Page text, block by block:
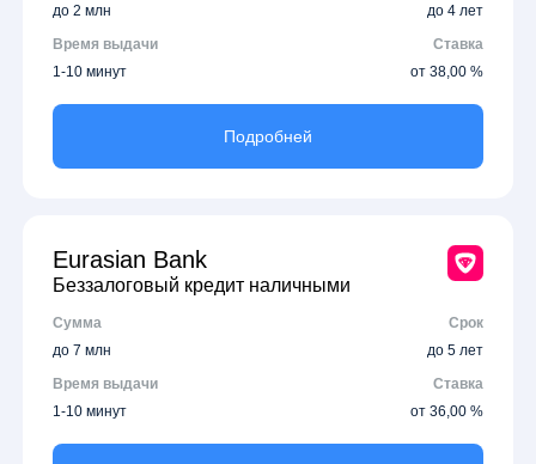
до 2 млн
до 4 лет
Время выдачи
Ставка
1-10 минут
от 38,00 %
Подробней
Eurasian Bank
Беззалоговый кредит наличными
Сумма
Срок
до 7 млн
до 5 лет
Время выдачи
Ставка
1-10 минут
от 36,00 %